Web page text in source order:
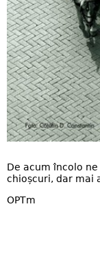
De acum încolo
chioșcuri, dar mai
OPTm